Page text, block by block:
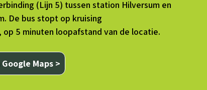
(Lijn 5) tussen station Hilversum en
De bus stopt op kruising
5 minuten loopafstand van de locatie.
Maps >